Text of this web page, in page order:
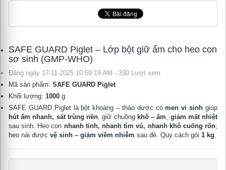
SAFE GUARD Piglet – Lớp bột giữ ấm cho heo con
sơ sinh (GMP-WHO)
Đăng ngày 17-11-2025 10:59:19 AM - 330 Lượt xem
Mã sản phẩm: SAFE GUARD Piglet
Khối lượng: 1000 g
SAFE GUARD Piglet là bột khoáng – thảo dược cómen vi sinh giúp
hút ẩm nhanh, sát trùng nền , giữ chuồng khô – ấm
giảm mất nhiệt
sau sinh. Heo con nhanh tỉnh, nhanh tìm vú, nhanh khô cuống rốn;
heo nái được vệ sinh – giảm viêm nhiễm sau đẻ. Quy cách gói 1 kg